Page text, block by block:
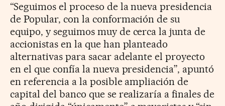
“Seguimos el proceso de la nueva presidencia
de Popular, con la conformación de su
equipo, y seguimos muy de cerca la junta de
accionistas en la que han planteado
alternativas para sacar adelante el proyecto
en el que confía la nueva presidencia”, apuntó
en referencia a la posible ampliación de
capital del banco que se realizaría a finales de